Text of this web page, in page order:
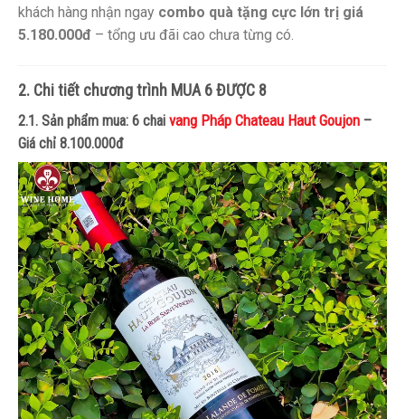
khách hàng nhận ngay combo quà tặng cực lớn trị giá
5.180.000đ – tổng ưu đãi cao chưa từng có.
2. Chi tiết chương trình MUA 6 ĐƯỢC 8
2.1. Sản phẩm mua: 6 chai vang Pháp Chateau Haut Goujon –
Giá chỉ 8.100.000đ